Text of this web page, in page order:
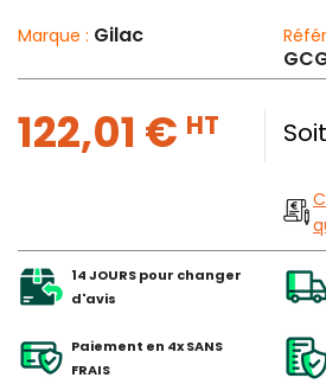
Marque : Gilac
122,01 € HT
14 JOURS pour changer
d'avis
Paiement en 4x SANS
FRAIS